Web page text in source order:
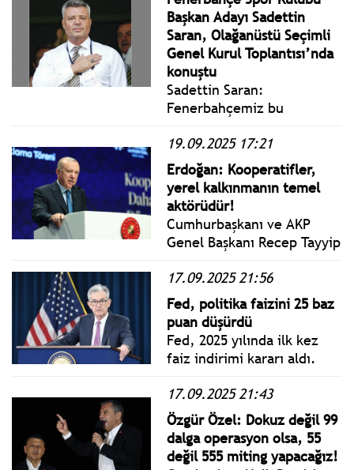
ilk gününde konuştu.
Başkan Adayı Sadettin
Saran, Olağanüstü Seçimli
Genel Kurul Toplantısı’nda
konuştu
Sadettin Saran:
Fenerbahçemiz bu
olsun düşmanlığı ve
karşıtlığı değil, kardeşliği
ve birlikteliği büyütmek
zorundadır. Bizler farklı
düşünebiliriz ama aynı
renklere, aynı armaya
tutkuyla bağlıyız.
19.09.2025 17:21
Erdoğan: Kooperatifler,
yerel kalkınmanın temel
aktörüdür!
Cumhurbaşkanı ve AKP
Genel Başkanı Recep Tayyip
Bakanlığınca İstanbul Haliç
Kongre Merkezi’nde
düzenlenen 2025-2029
Türkiye Kooperatifçilik
Stratejisi ve Eylem Planı
Tanıtım Töreni’ne katıldı.
17.09.2025 21:56
Fed, politika faizini 25 baz
puan düşürdü
Fed, 2025 yılında ilk kez
faiz indirimi kararı aldı.
17.09.2025 21:43
Özgür Özel: Dokuz değil 99
dalga operasyon olsa, 55
değil 555 miting yapacağız!